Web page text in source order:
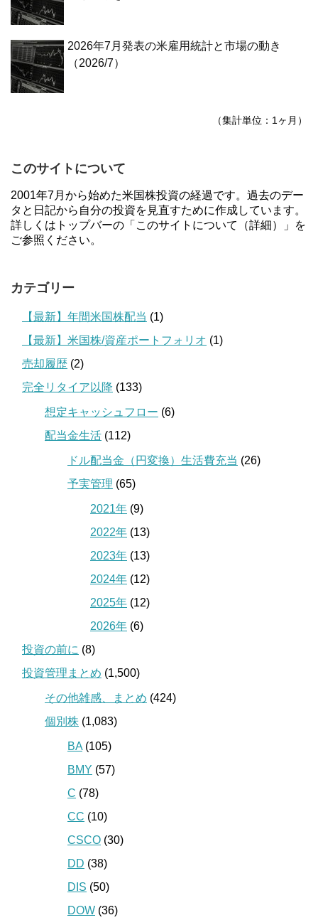
2026年7月発表の米雇用統計と市場の動き
（2026/7）
（集計単位：1ヶ月）
このサイトについて
2001年7月から始めた米国株投資の経過です。過去のデー
タと日記から自分の投資を見直すために作成しています。
詳しくはトップバーの「このサイトについて（詳細）」を
ご参照ください。
カテゴリー
【最新】年間米国株配当 (1)
【最新】米国株/資産ポートフォリオ (1)
売却履歴 (2)
完全リタイア以降 (133)
想定キャッシュフロー (6)
配当金生活 (112)
ドル配当金（円変換）生活費充当 (26)
予実管理 (65)
2021年 (9)
2022年 (13)
2023年 (13)
2024年 (12)
2025年 (12)
2026年 (6)
投資の前に (8)
投資管理まとめ (1,500)
その他雑感、まとめ (424)
個別株 (1,083)
BA (105)
BMY (57)
C (78)
CC (10)
CSCO (30)
DD (38)
DIS (50)
DOW (36)